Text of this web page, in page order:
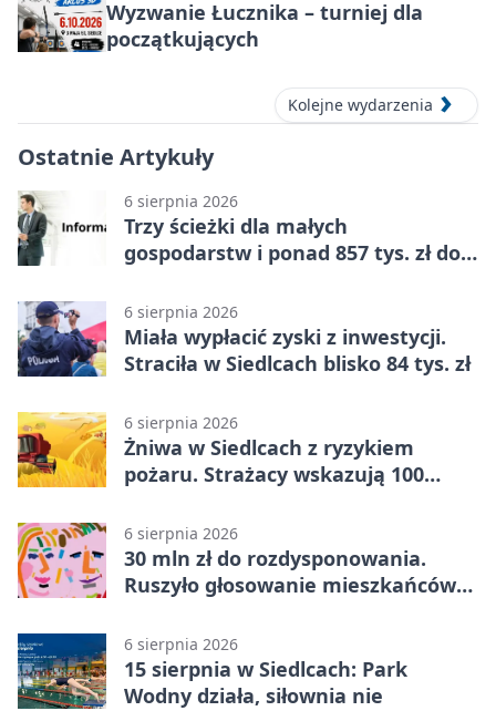
Wyzwanie Łucznika – turniej dla
początkujących
Kolejne wydarzenia
Ostatnie Artykuły
6 sierpnia 2026
Trzy ścieżki dla małych
gospodarstw i ponad 857 tys. zł do
6 sierpnia 2026
Miała wypłacić zyski z inwestycji.
Straciła w Siedlcach blisko 84 tys. zł
6 sierpnia 2026
Żniwa w Siedlcach z ryzykiem
pożaru. Strażacy wskazują 100
6 sierpnia 2026
30 mln zł do rozdysponowania.
Ruszyło głosowanie mieszkańców
6 sierpnia 2026
15 sierpnia w Siedlcach: Park
Wodny działa, siłownia nie